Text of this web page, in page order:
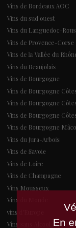
Vins de Bordeaux AOC
Vins du sud ouest
Vins du Languedoc-
Vins de Provence-Corse
Vins de la Vallée du
Vins du Beaujolais
Vins de Bourgogne
Vins de Bourgogne
Vins de Bourgogne
Vins de Bourgogne
Vins de Bourgogne
Vins du Jura-Arbois
Vins de Savoie
Vins de Loire
Vins de Champagne
Vins Mousseux
Vins du Monde
vins d'Europe
Vins sans Alcool
En